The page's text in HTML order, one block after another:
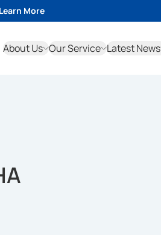
Learn More
About Us Our Service Latest News